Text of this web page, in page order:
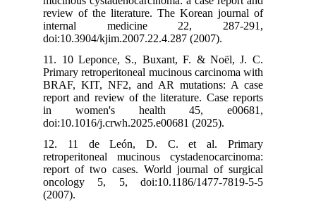
review of the literature. The Korean journal of
internal medicine 22, 287-291,
doi:10.3904/kjim.2007.22.4.287 (2007).
11. 10 Leponce, S., Buxant, F. & Noël, J. C.
Primary retroperitoneal mucinous carcinoma with
BRAF, KIT, NF2, and AR mutations: A case
report and review of the literature. Case reports
in women's health 45, e00681,
doi:10.1016/j.crwh.2025.e00681 (2025).
12. 11 de León, D. C. et al. Primary
retroperitoneal mucinous cystadenocarcinoma:
report of two cases. World journal of surgical
oncology 5, 5, doi:10.1186/1477-7819-5-5
(2007).